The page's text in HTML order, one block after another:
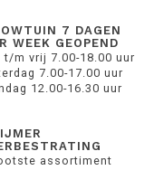
7 DAGEN
WEEK GEOPEND
t/m vrij 7.00-18.00 uur
7.00-17.00 uur
12.00-16.30 uur
assortiment